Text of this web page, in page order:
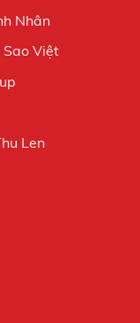
Nhân
Sao Việt
Len